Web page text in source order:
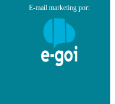
E-mail marketing por: